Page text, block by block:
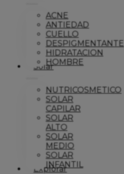
ACNE
ANTIEDAD
CUELLO
DESPIGMENTANTE
HIDRATACION
HOMBRE
Solar
NUTRICOSMETICO
SOLAR
CAPILAR
SOLAR
ALTO
SOLAR
MEDIO
SOLAR
INFANTIL
Explorar